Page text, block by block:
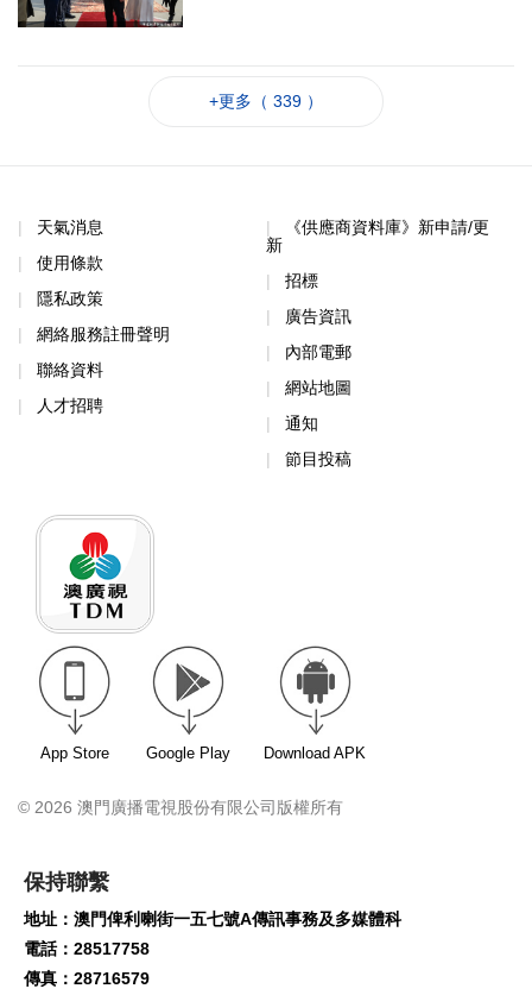
+更多（ 339 ）
天氣消息
使用條款
隱私政策
網絡服務註冊聲明
聯絡資料
人才招聘
《供應商資料庫》新申請/更
新
招標
廣告資訊
內部電郵
網站地圖
通知
節目投稿
App Store Google Play Download APK
© 2026 澳門廣播電視股份有限公司版權所有
保持聯繫
地址：澳門俾利喇街一五七號A傳訊事務及多媒體科
電話：28517758
傳真：28716579